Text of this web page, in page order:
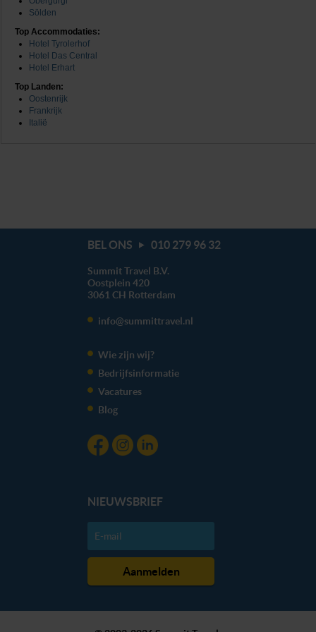
We werken samen met
Sölden
Top Accommodaties:
Hotel Tyrolerhof
Hotel Das Central
Hotel Erhart
Top Landen:
Oostenrijk
Frankrijk
Italië
BEL ONS 010 279 96 32
Summit Travel B.V.
Oostplein 420
3061 CH Rotterdam
info@summittravel.nl
Wie zijn wij?
Bedrijfsinformatie
Vacatures
Blog
NIEUWSBRIEF